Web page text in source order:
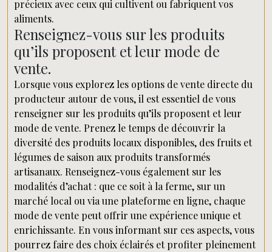
précieux avec ceux qui cultivent ou fabriquent vos
aliments.
Renseignez-vous sur les produits
qu’ils proposent et leur mode de
vente.
Lorsque vous explorez les options de vente directe du
producteur autour de vous, il est essentiel de vous
renseigner sur les produits qu’ils proposent et leur
mode de vente. Prenez le temps de découvrir la
diversité des produits locaux disponibles, des fruits et
légumes de saison aux produits transformés
artisanaux. Renseignez-vous également sur les
modalités d’achat : que ce soit à la ferme, sur un
marché local ou via une plateforme en ligne, chaque
mode de vente peut offrir une expérience unique et
enrichissante. En vous informant sur ces aspects, vous
pourrez faire des choix éclairés et profiter pleinement